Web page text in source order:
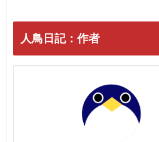
人鳥日記：作者